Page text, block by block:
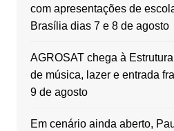
com apresentações de
Brasília dias 7 e 8 de agosto
AGROSAT chega à
de música, lazer e entrada
9 de agosto
Em cenário ainda aberto,